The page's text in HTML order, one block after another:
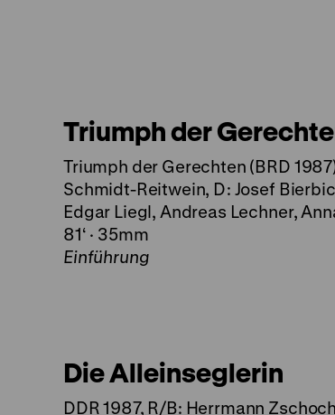
Triumph der
Triumph der Gerechten (BRD
Schmidt-Reitwein, D: Josef
Edgar Liegl, Andreas Lechner,
81‘ · 35mm
Einführung
Die Alleinseglerin
DDR 1987, R/B: Herrmann